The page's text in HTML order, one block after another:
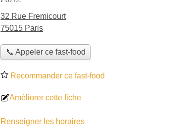
32 Rue Fremicourt
75015 Paris
📞 Appeler ce fast-food
Recommander ce fast-food
Améliorer cette fiche
Renseigner les horaires